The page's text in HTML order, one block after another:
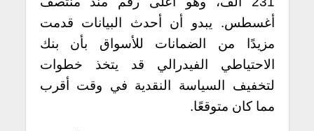
أغسطس. يبدو أن أحدث البيانات قدمت
مزيدًا من الضمانات للأسواق بأن بنك
الاحتياطي الفيدرالي قد يتخذ خطوات
لتخفيف السياسة النقدية في وقت أقرب
مما كان متوقعًا.